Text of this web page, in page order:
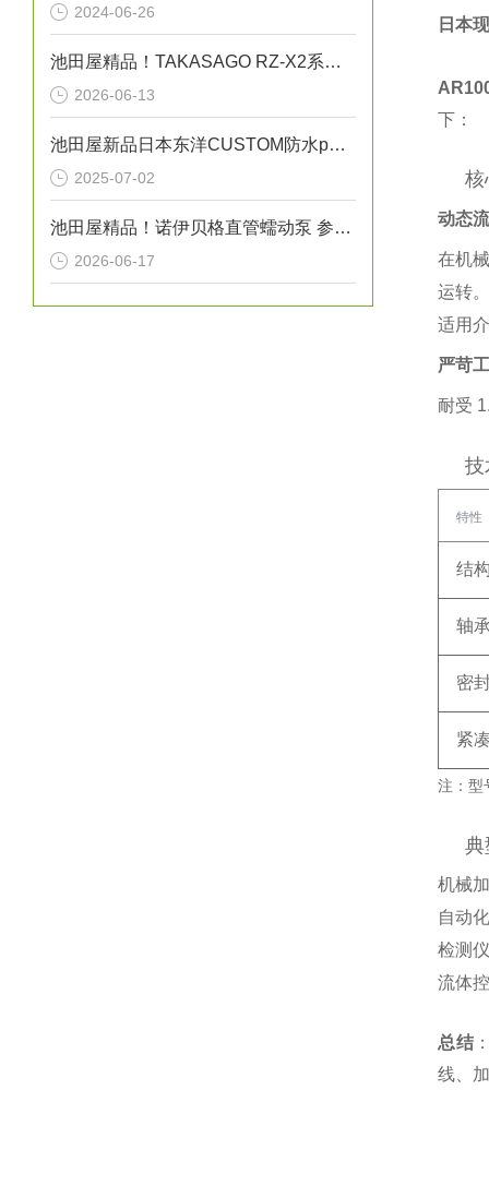
2024-06-26
池田屋精品！TAKASAGO RZ-X2系列双向直流电源 RZ-X2-10K 参数介绍
2026-06-13
池田屋新品日本东洋CUSTOM防水pH计PH-6011
2025-07-02
池田屋精品！诺伊贝格直管蠕动泵 参数介绍
2026-06-17
日本
下：
核
动态
在机
运转。
适用
严苛
耐受 ‌
技
特性
结
轴
密
紧
注：型
典
机械
自动
检测
流体
总结
线、